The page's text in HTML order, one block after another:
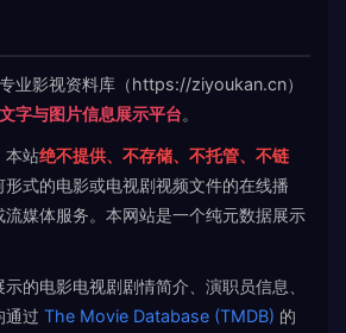
业影视资料库（https://ziyoukan.cn）
字与图片信息展示平台。
本站绝不提供、不存储、不托管、不链
形式的电影或电视剧视频文件的在线播
流媒体服务。本网站是一个纯元数据展示
示的电影电视剧剧情简介、演职员信息、
通过 The Movie Database (TMDB) 的